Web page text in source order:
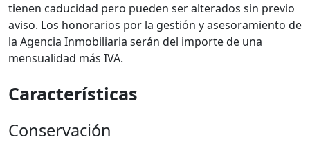
tienen caducidad pero pueden ser alterados sin previo
aviso. Los honorarios por la gestión y asesoramiento de
la Agencia Inmobiliaria serán del importe de una
mensualidad más IVA.
Características
Conservación